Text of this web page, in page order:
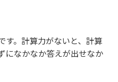
す。計算力がないと、計算
になかなか答えが出せなか